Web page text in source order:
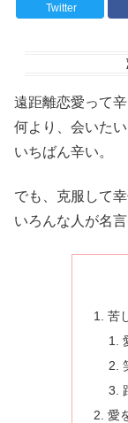
Twitter
遠距離恋愛って辛
何より、会いた
いちばん辛い。
でも、克服して
いろんな人が名
苦
愛